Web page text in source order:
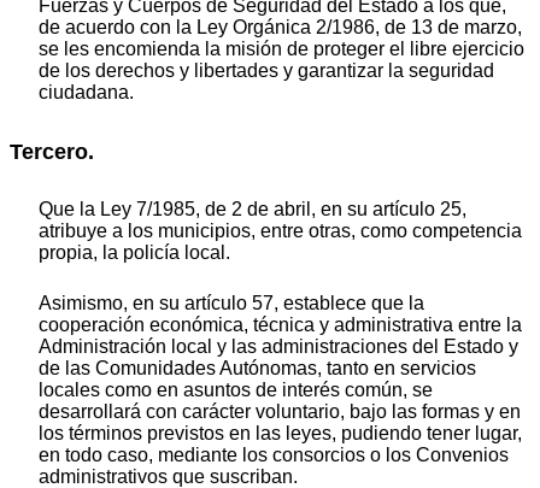
Fuerzas y Cuerpos de Seguridad del Estado a los que,
de acuerdo con la Ley Orgánica 2/1986, de 13 de marzo,
se les encomienda la misión de proteger el libre ejercicio
de los derechos y libertades y garantizar la seguridad
ciudadana.
Tercero.
Que la Ley 7/1985, de 2 de abril, en su artículo 25,
atribuye a los municipios, entre otras, como competencia
propia, la policía local.
Asimismo, en su artículo 57, establece que la
cooperación económica, técnica y administrativa entre la
Administración local y las administraciones del Estado y
de las Comunidades Autónomas, tanto en servicios
locales como en asuntos de interés común, se
desarrollará con carácter voluntario, bajo las formas y en
los términos previstos en las leyes, pudiendo tener lugar,
en todo caso, mediante los consorcios o los Convenios
administrativos que suscriban.